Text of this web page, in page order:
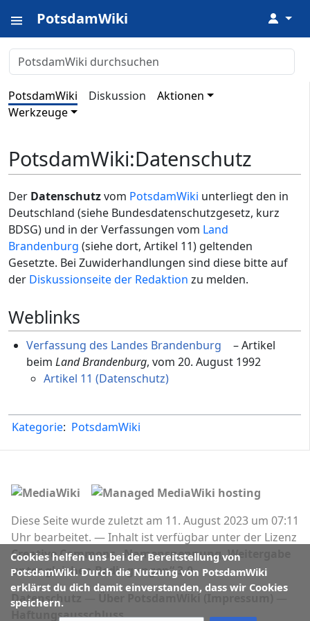
PotsdamWiki ↓
PotsdamWiki Diskussion
Aktionen
Werkzeuge
PotsdamWiki:Datenschutz
Der Datenschutzvom PotsdamWiki unterliegt den in
Deutschland (siehe Bundesdatenschutzgesetz, kurz
BDSG) und in der Verfassungen vom Land
Brandenburg (siehe dort, Artikel 11) geltenden
Gesetzte. Bei Zuwiderhandlungen sind diese bitte auf
der Diskussionseite der Redaktion zu melden.
Weblinks
Verfassung des Landes Brandenburg
– Artikel
beim Land Brandenburg, vom 20. August 1992
Artikel 11 (Datenschutz)
Kategorie: PotsdamWiki
Cookies helfen uns bei der Bereitstellung von
PotsdamWiki. Durch die Nutzung von PotsdamWiki
erklärst du dich damit einverstanden, dass wir Cookies
speichern.
Diese Seite wurde zuletzt am 11. August 2023 um 07:11
Uhr bearbeitet.
Inhalt ist verfügbar unter der Lizenz
Creative Commons „Namensnennung, Weitergabe
unter gleichen Bedingungen“ 3.0.
Datenschutz
Haftungsausschluss